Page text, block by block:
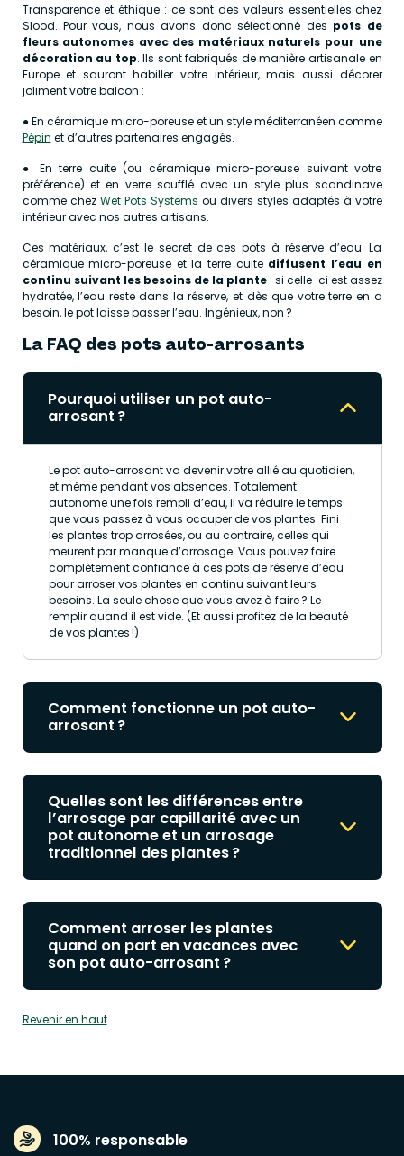
Transparence et éthique : ce sont des valeurs essentielles chez
Slood. Pour vous, nous avons donc sélectionné des pots de
fleurs autonomes avec des matériaux naturels pour une
décoration au top. Ils sont fabriqués de manière artisanale en
Europe et sauront habiller votre intérieur, mais aussi décorer
joliment votre balcon :
● En céramique micro-poreuse et un style méditerranéen comme
Pépin et d’autres partenaires engagés.
● En terre cuite (ou céramique micro-poreuse suivant votre
préférence) et en verre soufflé avec un style plus scandinave
comme chez Wet Pots Systems ou divers styles adaptés à votre
intérieur avec nos autres artisans.
Ces matériaux, c’est le secret de ces pots à réserve d’eau. La
céramique micro-poreuse et la terre cuite diffusent l’eau en
continu suivant les besoins de la plante: si celle-ci est assez
hydratée, l’eau reste dans la réserve, et dès que votre terre en a
besoin, le pot laisse passer l’eau. Ingénieux, non ?
La FAQ des pots auto-arrosants
Pourquoi utiliser un pot auto-
arrosant ?
Le pot auto-arrosant va devenir votre allié au quotidien,
et même pendant vos absences. Totalement
autonome une fois rempli d’eau, il va réduire le temps
que vous passez à vous occuper de vos plantes. Fini
les plantes trop arrosées, ou au contraire, celles qui
meurent par manque d’arrosage. Vous pouvez faire
complètement confiance à ces pots de réserve d’eau
pour arroser vos plantes en continu suivant leurs
besoins. La seule chose que vous avez à faire ? Le
remplir quand il est vide. (Et aussi profitez de la beauté
de vos plantes !)
Comment fonctionne un pot auto-
arrosant ?
Quelles sont les différences entre
l’arrosage par capillarité avec un
pot autonome et un arrosage
traditionnel des plantes ?
Comment arroser les plantes
quand on part en vacances avec
son pot auto-arrosant ?
Revenir en haut
100% responsable